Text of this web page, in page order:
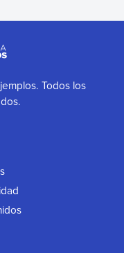
Todos los